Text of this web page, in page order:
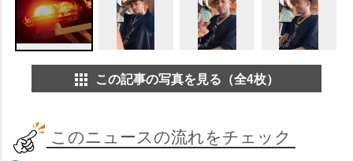
この記事の写真を見る（全4枚）
このニュースの流れをチェック